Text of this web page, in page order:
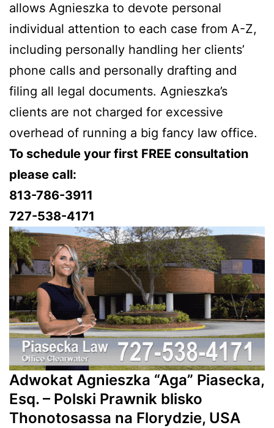
allows Agnieszka to devote personal
individual attention to each case from A-Z,
including personally handling her clients’
phone calls and personally drafting and
filing all legal documents. Agnieszka’s
clients are not charged for excessive
overhead of running a big fancy law office.
To schedule your first FREE consultation
please call:
813-786-3911
727-538-4171
Adwokat Agnieszka “Aga” Piasecka,
Esq. – Polski Prawnik blisko
Thonotosassa na Florydzie, USA